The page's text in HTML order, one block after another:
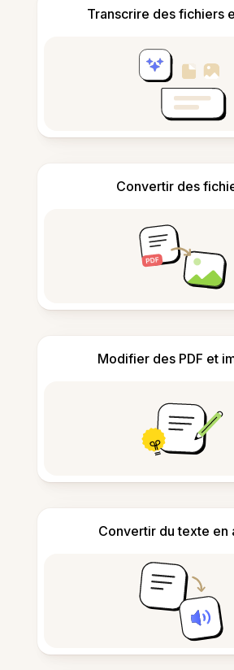
Transcrire des fichiers
Convertir des
Modifier des PDF et
Convertir du texte en